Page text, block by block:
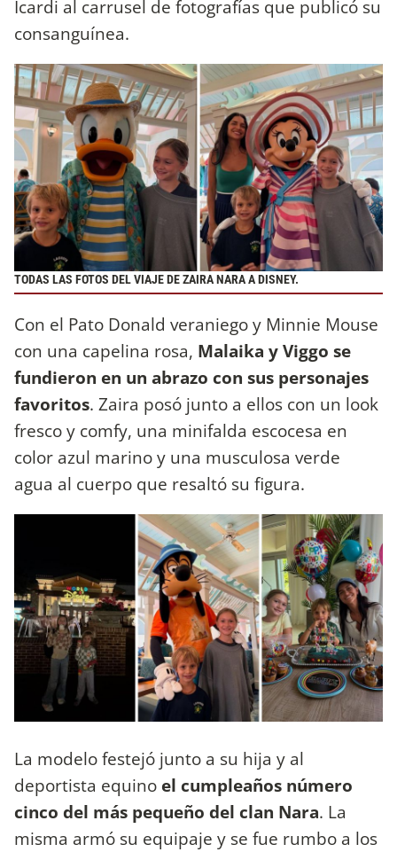
Icardi al carrusel de fotografías que publicó su
consanguínea.
TODAS LAS FOTOS DEL VIAJE DE ZAIRA NARA A DISNEY.
Con el Pato Donald veraniego y Minnie Mouse
con una capelina rosa, Malaika y Viggo se
fundieron en un abrazo con sus personajes
favoritos. Zaira posó junto a ellos con un look
fresco y comfy, una minifalda escocesa en
color azul marino y una musculosa verde
agua al cuerpo que resaltó su figura.
La modelo festejó junto a su hija y al
deportista equino el cumpleaños número
cinco del más pequeño del clan Nara. La
misma armó su equipaje y se fue rumbo a los